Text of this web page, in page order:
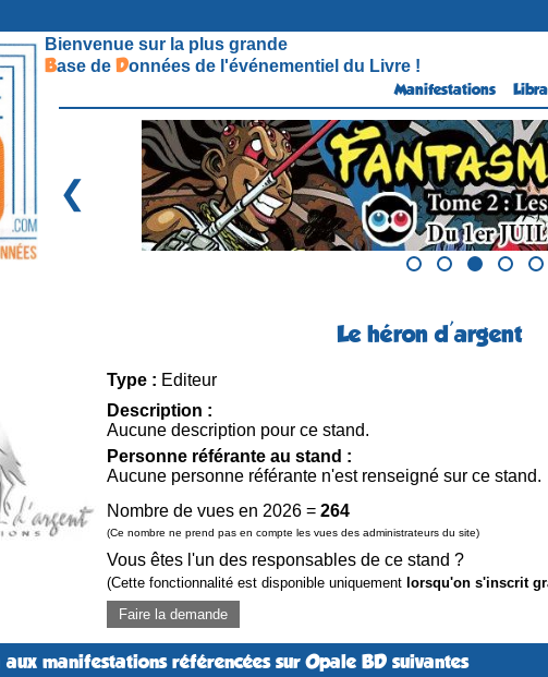
Bienvenue sur la plus grande
Base de Données de l'événementiel du Livre !
Manifestations
❮
Le héron d'argent
Type : Editeur
Description :
Aucune description pour ce stand.
Personne référante au stand :
Aucune personne référante n'est renseigné sur ce stand.
Nombre de vues en 2026 = 264
(Ce nombre ne prend pas en compte les vues des administrateurs du site)
Vous êtes l'un des responsables de ce stand ?
(Cette fonctionnalité est disponible uniquement lorsqu'on s'inscrit
Faire la demande
manifestations référencées sur Opale BD suivantes